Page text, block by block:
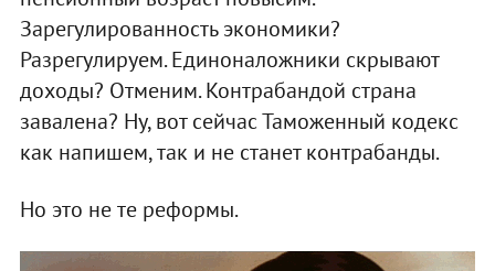
Зарегулированность экономики?
Разрегулируем. Единоналожники скрывают
доходы? Отменим. Контрабандой страна
завалена? Ну, вот сейчас Таможенный кодекс
как напишем, так и не станет контрабанды.
Но это не те реформы.